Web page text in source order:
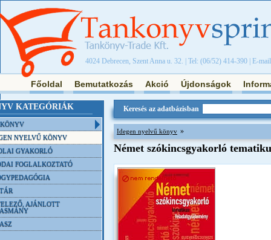
4024 Debrecen, Szent Anna u. 32. | Tel: (06/52) 414-390 | E-
Főoldal Bemutatkozás Akció Újdonságok
KATEGÓRIÁK
NYELVŰ KÖNYV
GYAKORLÓ
FOGLALKOZTATÓ
AJÁNLOTT
Keresés az adatbázisban
Idegen nyelvű könyv »
Német szókincsgyakorló